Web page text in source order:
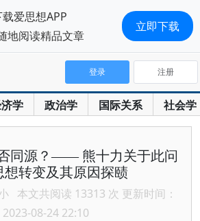
学 政治学 国际关系 社会学
登录 注册
同源？—— 熊十力关于此问
想转变及其原因探赜
本文共阅读 13313 次 更新时间：
2023-08-24 22:10
载爱思想APP
地阅读精品文章
立即下载